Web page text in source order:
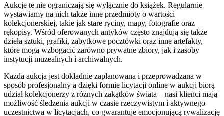
Aukcje te nie ograniczają się wyłącznie do książek. Regularnie
wystawiamy na nich także inne przedmioty o wartości
kolekcjonerskiej, takie jak stare ryciny, mapy, fotografie oraz
rękopisy. Wśród oferowanych antyków często znajdują się także
dzieła sztuki, grafiki, zabytkowe pocztówki oraz inne artefakty,
które mogą wzbogacić zarówno prywatne zbiory, jak i zasoby
instytucji muzealnych i archiwalnych.
Każda aukcja jest dokładnie zaplanowana i przeprowadzana w
sposób profesjonalny a dzięki formie licytacji online w aukcji biorą
udział kolekcjonerzy z różnych zakątków świata – nasi klienci mają
możliwość śledzenia aukcji w czasie rzeczywistym i aktywnego
uczestnictwa w licytacjach, co gwarantuje emocjonującą rywalizację